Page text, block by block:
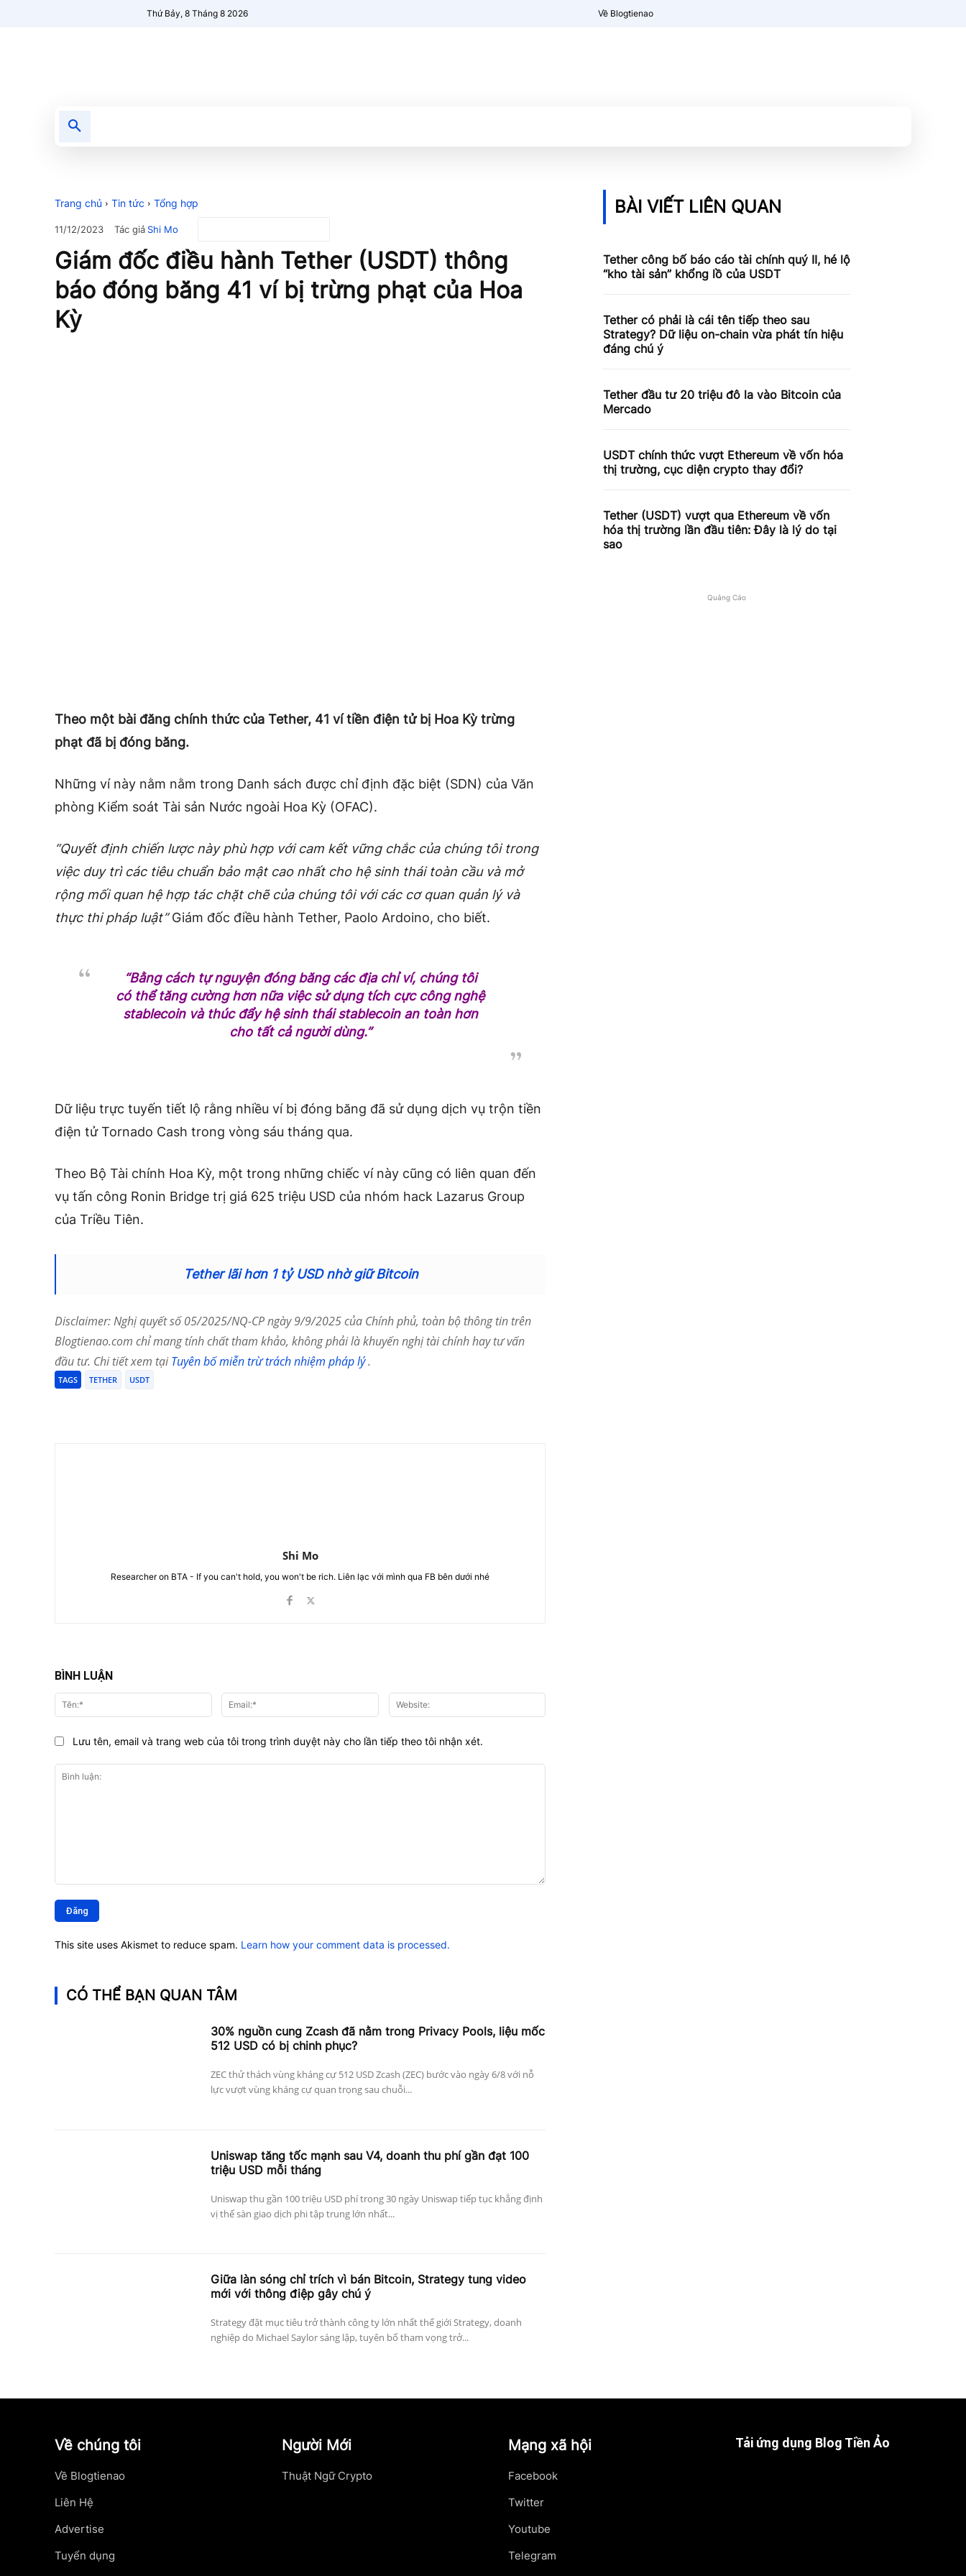
Thứ Bảy, 8 Tháng 8 2026 Về Blogtienao
Trang chủ Tin tức Tổng hợp
11/12/2023 Tác giảShi Mo
Giám đốc điều hành Tether (USDT) thông
báo đóng băng 41 ví bị trừng phạt của Hoa
Kỳ
Theo một bài đăng chính thức của Tether, 41 ví tiền điện tử bị Hoa Kỳ trừng
phạt đã bị đóng băng.
Những ví này nằm nằm trong Danh sách được chỉ định đặc biệt (SDN) của Văn
phòng Kiểm soát Tài sản Nước ngoài Hoa Kỳ (OFAC).
“Quyết định chiến lược này phù hợp với cam kết vững chắc của chúng tôi trong
việc duy trì các tiêu chuẩn bảo mật cao nhất cho hệ sinh thái toàn cầu và mở
rộng mối quan hệ hợp tác chặt chẽ của chúng tôi với các cơ quan quản lý và
thực thi pháp luật”Giám đốc điều hành Tether, Paolo Ardoino, cho biết.
“Bằng cách tự nguyện đóng băng các địa chỉ ví, chúng tôi
có thể tăng cường hơn nữa việc sử dụng tích cực công nghệ
stablecoin và thúc đẩy hệ sinh thái stablecoin an toàn hơn
cho tất cả người dùng.”
Dữ liệu trực tuyến tiết lộ rằng nhiều ví bị đóng băng đã sử dụng dịch vụ trộn tiền
điện tử Tornado Cash trong vòng sáu tháng qua.
Theo Bộ Tài chính Hoa Kỳ, một trong những chiếc ví này cũng có liên quan đến
vụ tấn công Ronin Bridge trị giá 625 triệu USD của nhóm hack Lazarus Group
của Triều Tiên.
Tether lãi hơn 1 tỷ USD nhờ giữ Bitcoin
Disclaimer: Nghị quyết số 05/2025/NQ-CP ngày 9/9/2025 của Chính phủ, toàn bộ thông tin trên
Blogtienao.com chỉ mang tính chất tham khảo, không phải là khuyến nghị tài chính hay tư vấn
đầu tư. Chi tiết xem tạiTuyên bố miễn trừ trách nhiệm pháp lý.
TAGS TETHER USDT
Shi Mo
Researcher on BTA - If you can't hold, you won't be rich. Liên lạc với mình qua FB bên dưới nhé
BÌNH LUẬN
luận:
Tên:* Email:*
Lưu tên, email và trang web của tôi trong trình duyệt này cho lần tiếp theo tôi nhận xét.
This site uses Akismet to reduce spam. Learn how your comment data is processed.
CÓ THỂ BẠN QUAN TÂM
30% nguồn cung Zcash đã nằm trong Privacy Pools, liệu mốc
512 USD có bị chinh phục?
ZEC thử thách vùng kháng cự 512 USD Zcash (ZEC) bước vào ngày 6/8 với nỗ
lực vượt vùng kháng cự quan trọng sau chuỗi...
Uniswap tăng tốc mạnh sau V4, doanh thu phí gần đạt 100
triệu USD mỗi tháng
Uniswap thu gần 100 triệu USD phí trong 30 ngày Uniswap tiếp tục khẳng định
vị thế sàn giao dịch phi tập trung lớn nhất...
Giữa làn sóng chỉ trích vì bán Bitcoin, Strategy tung video
mới với thông điệp gây chú ý
Strategy đặt mục tiêu trở thành công ty lớn nhất thế giới Strategy, doanh
nghiệp do Michael Saylor sáng lập, tuyên bố tham vọng trở...
BÀI VIẾT LIÊN QUAN
Tether công bố báo cáo tài chính quý II, hé lộ
“kho tài sản” khổng lồ của USDT
Tether có phải là cái tên tiếp theo sau
Strategy? Dữ liệu on-chain vừa phát tín hiệu
đáng chú ý
Tether đầu tư 20 triệu đô la vào Bitcoin của
Mercado
USDT chính thức vượt Ethereum về vốn hóa
thị trường, cục diện crypto thay đổi?
Tether (USDT) vượt qua Ethereum về vốn
hóa thị trường lần đầu tiên: Đây là lý do tại
sao
Quảng Cáo
Về chúng tôi
Về Blogtienao
Liên Hệ
Advertise
Tuyển dụng
Người Mới
Thuật Ngữ Crypto
Mạng xã hội
Facebook
Twitter
Youtube
Telegram
Tải ứng dụng Blog Tiền Ảo